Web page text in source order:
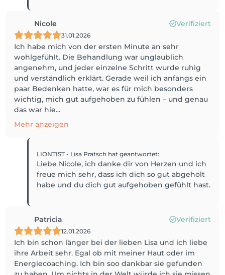
Nicole Verifiziert
31.01.2026
Ich habe mich von der ersten Minute an sehr
wohlgefühlt. Die Behandlung war unglaublich
angenehm, und jeder einzelne Schritt wurde ruhig
und verständlich erklärt. Gerade weil ich anfangs ein
paar Bedenken hatte, war es für mich besonders
wichtig, mich gut aufgehoben zu fühlen – und genau
das war hie...
Mehr anzeigen
LIONTIST - Lisa Pratsch hat geantwortet:
Liebe Nicole, ich danke dir von Herzen und ich
freue mich sehr, dass ich dich so gut abgeholt
habe und du dich gut aufgehoben gefühlt hast.
Patricia Verifiziert
12.01.2026
Ich bin schon länger bei der lieben Lisa und ich liebe
ihre Arbeit sehr. Egal ob mit meiner Haut oder im
Energiecoaching. Ich bin soo dankbar sie gefunden